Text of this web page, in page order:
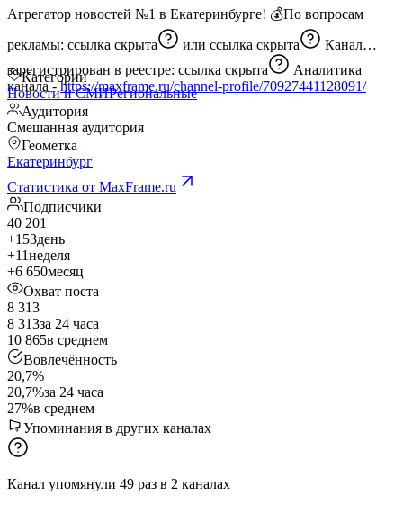
Агрегатор новостей №1 в Екатеринбурге! 💰По вопросам
рекламы: ссылка скрыта или ссылка скрыта
Канал
зарегистрирован в реестре: ссылка скрыта
Аналитика
канала -https://maxframe.ru/channel-profile/70927441128091/
Категории
Новости и СМИРегиональные
Аудитория
Смешанная аудитория
Геометка
Екатеринбург
Статистика от MaxFrame.ru
Подписчики
40 201
+153день
+11неделя
+6 650месяц
Охват поста
8 313
8 313за 24 часа
10 865в среднем
Вовлечённость
20,7%
20,7%за 24 часа
27%в среднем
Упоминания в других каналах
Канал упомянули 49 раз в 2 каналах